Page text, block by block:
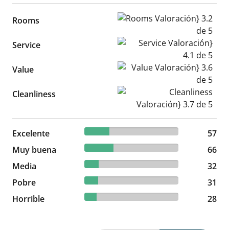
Rooms Rooms Valoración} 3.2 de 5
Service Service Valoración} 4.1 de 5
Value Value Valoración} 3.6 de 5
Cleanliness Cleanliness Valoración} 3.7
Excelente 26.64% reviewed Excelente
57 reviews
57
Muy buena
30.84% reviewed Muy buena
66 reviews
66
Media
14.95% reviewed Media
32 reviews
32
Pobre
14.49% reviewed Pobre
31 reviews
31
Horrible
13.08% reviewed Horrible
28 reviews 28